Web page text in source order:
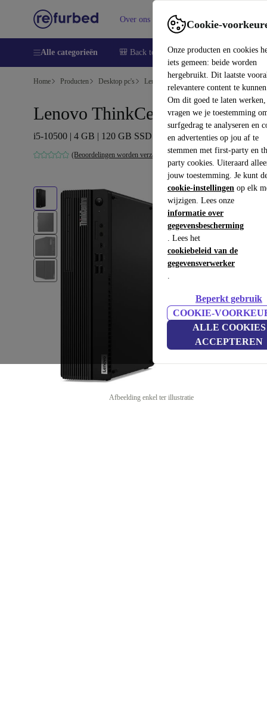
Cookie-
Onze producten en cookies
iets gemeen: beide worden
hergebruikt. Dit laatste
relevantere content te
Om dit goed te laten werken,
vragen we je toestemming
surfgedrag te analyseren en
en advertenties op jou af te
stemmen met first-party en
party cookies. Uiteraard
jouw toestemming. Je kunt
cookie-instellingen op elk
wijzigen. Lees onze
informatie over
gegevensbescherming
. Lees het
cookiebeleid van de
gegevensverwerker
.
Beperkt gebruik
COOKIE-
ALLE COOKIES
ACCEPTEREN
Over ons Verkopen Support
Alle categorieën 🎒 Back to school Smartphones
Home Producten Desktop pc's Lenovo Desktops
Lenovo ThinkCentre M70s
i5-10500 | 4 GB | 120 GB SSD | Cardreader | Win 11 Pro
(Beoordelingen worden verzameld)
Afbeelding enkel ter illustratie